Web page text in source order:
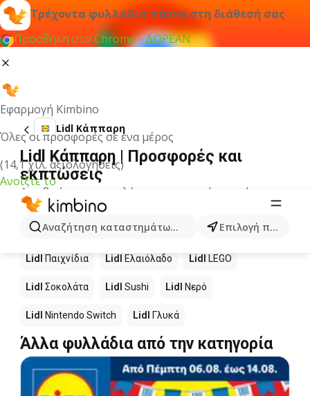
Τρέχοντα φυλλάδια πάντα στη διάθεσή σας
Προσθήκη στο Chrome - ΔΩΡΕΑΝ
Εφαρμογή Kimbino
Όλες οι προσφορές σε ένα μέρος
(14,1 χιλ. αξιολογήσεις)
Ανοίξτε το
Αναζήτηση καταστημάτων, κατηγοριών, προϊόντων...
Επιλογή πόλης
Lidl Κάππαρη
Lidl Κάππαρη | Προσφορές και
εκπτώσεις
Δεν βρήκαμε αποτελέσματα για αυτόν τον όρο.
Άλλα προϊόντα στα καταστήματα
Lidl
Lidl Παιχνίδια Lidl Ελαιόλαδο Lidl LEGO
Lidl Σοκολάτα Lidl Sushi Lidl Νερό
Lidl Nintendo Switch Lidl Γλυκά
Άλλα φυλλάδια από την κατηγορία